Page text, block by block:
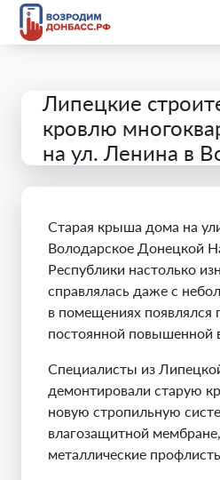
Липецкие
кровлю
на ул. Ленина в
Старая крыша дома на
Володарское Донецкой
Республики настолько
справлялась даже с
в помещениях появлялся
постоянной повышенной
Специалисты из
демонтировали старую
новую стропильную
влагозащитной
металлические